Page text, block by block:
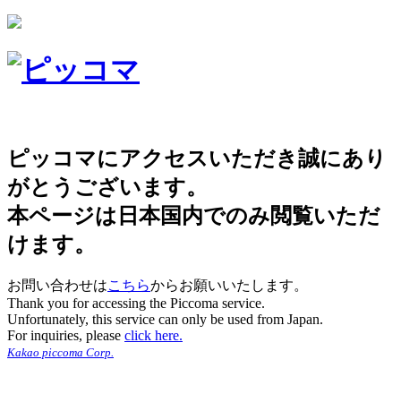
ピッコマにアクセスいただき誠にあり
がとうございます。
本ページは日本国内でのみ閲覧いただ
けます。
お問い合わせはこちらからお願いいたします。
Thank you for accessing the Piccoma service.
Unfortunately, this service can only be used from Japan.
For inquiries, please click here.
Kakao piccoma Corp.